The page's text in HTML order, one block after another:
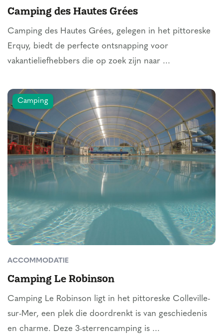
Camping des Hautes Grées
Camping des Hautes Grées, gelegen in het pittoreske
Erquy, biedt de perfecte ontsnapping voor
vakantieliefhebbers die op zoek zijn naar ...
Camping
ACCOMMODATIE
Camping Le Robinson
Camping Le Robinson ligt in het pittoreske Colleville-
sur-Mer, een plek die doordrenkt is van geschiedenis
en charme. Deze 3-sterrencamping is ...